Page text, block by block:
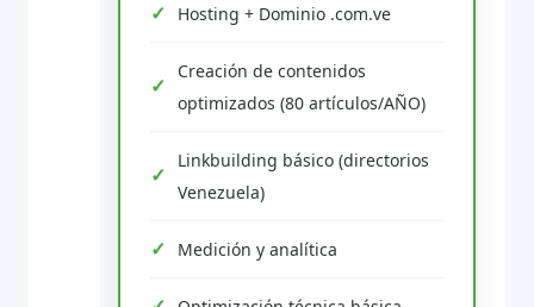
Hosting + Dominio .com.ve
Creación de contenidos
optimizados (80 artículos/AÑO)
Linkbuilding básico (directorios
Venezuela)
Medición y analítica